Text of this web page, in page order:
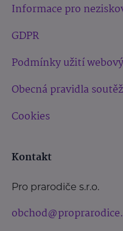
Informace pro
GDPR
Podmínky užití
Obecná pravidla
Cookies
Kontakt
Pro prarodiče s.r.o.